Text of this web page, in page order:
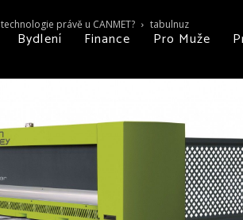
Bydlení Finance Pro Muže
právě u CANMET? tabulnuz